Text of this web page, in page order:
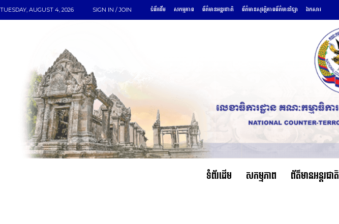
TUESDAY, AUGUST 4, 2026 SIGN IN / JOIN ទំព័រដើម សកម្មភាព ព័ត៌មានអន្តរជាតិ ព័ត៌មានសុវត្ថិភាពព័ត៌មានវិទ្យា ឯកសារ
ទំព័រដើម សកម្មភាព ព័ត៌មានអន្តរជាតិ